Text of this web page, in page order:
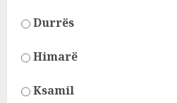
Durrës
Himarë
Ksamil